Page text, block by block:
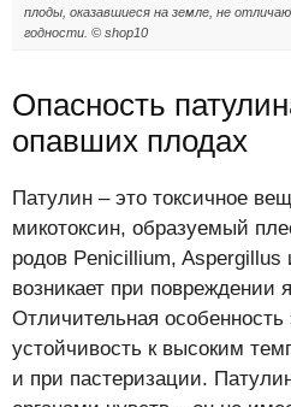
плоды, оказавшиеся на земле, не
годности. © shop10
Опасность
опавших плодах
Патулин – это токсичное
микотоксин, образуемый
родов Penicillium,
возникает при повреждении
Отличительная особенность
устойчивость к высоким
и при пастеризации.